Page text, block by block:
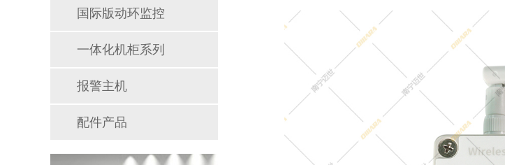
国际版动环监控
一体化机柜系列
报警主机
配件产品